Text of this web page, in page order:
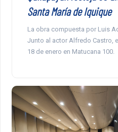
Santa María de Iquique
La obra compuesta por Luis
Junto al actor Alfredo Castro,
18 de enero en Matucana 100.